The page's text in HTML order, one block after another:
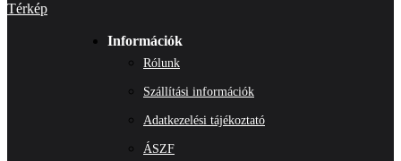
Térkép
Információk
Rólunk
Szállítási információk
Adatkezelési tájékoztató
ÁSZF